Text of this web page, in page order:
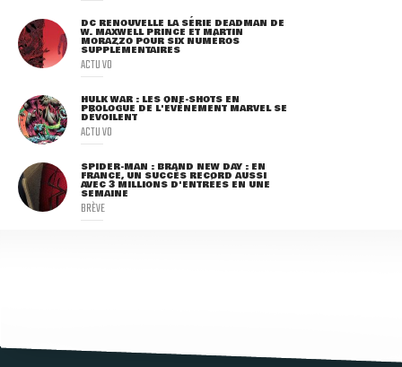
DC RENOUVELLE LA SÉRIE DEADMAN DE
W. MAXWELL PRINCE ET MARTIN
MORAZZO POUR SIX NUMÉROS
SUPPLÉMENTAIRES
ACTU VO
HULK WAR : LES ONE-SHOTS EN
PROLOGUE DE L'ÉVÈNEMENT MARVEL SE
DÉVOILENT
ACTU VO
SPIDER-MAN : BRAND NEW DAY : EN
FRANCE, UN SUCCÈS RECORD AUSSI
AVEC 3 MILLIONS D'ENTRÉES EN UNE
SEMAINE
BRÈVE